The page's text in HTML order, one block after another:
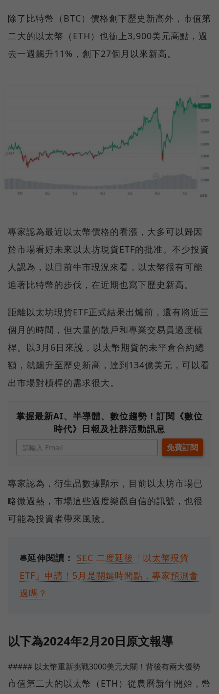
除了比特幣（BTC）價格創下歷史新高外，市值第
二大的以太幣（ETH）也衝上3,900美元高點，過
去一週飆升11%，創下27個月以來新高。
專家認為最近以太幣價格的看漲，大多可以歸因
於市場看好未來以太坊現貨ETF的批准。不少投資
人認為，以目前牛市現況來看，以太幣很有可能
追著比特幣的步伐，在近期也寫下歷史新高。
距離以太坊現貨ETF正式結果出爐前，還有將近三
個月的時間，但大量的散戶和專業交易員過度槓
桿。以3月6日來說，以太幣期貨的未平倉合約總
額，就飆升至歷史新高，達到134億美元，可以看
出市場對槓桿的需求很大。
掌握最新AI、半導體、數位趨勢！訂閱《數位
時代》日報及社群活動訊息
專家認為，衍生品數據顯示，目前以太坊市場已
略微過熱，市場這些過度樂觀自信的訊號，也很
可能為投資者帶來風險。
🛎️延伸閱讀：
SEC 二度延後「以太幣現貨
ETF」申請！5月是關鍵時間點，專家預測會
過嗎？
以下為2024年2月20日原文報導
##### 以太幣重新挑戰3000美元大關！背後有兩大優勢
市值第二大的以太幣（ETH）從農曆新年開始，幣